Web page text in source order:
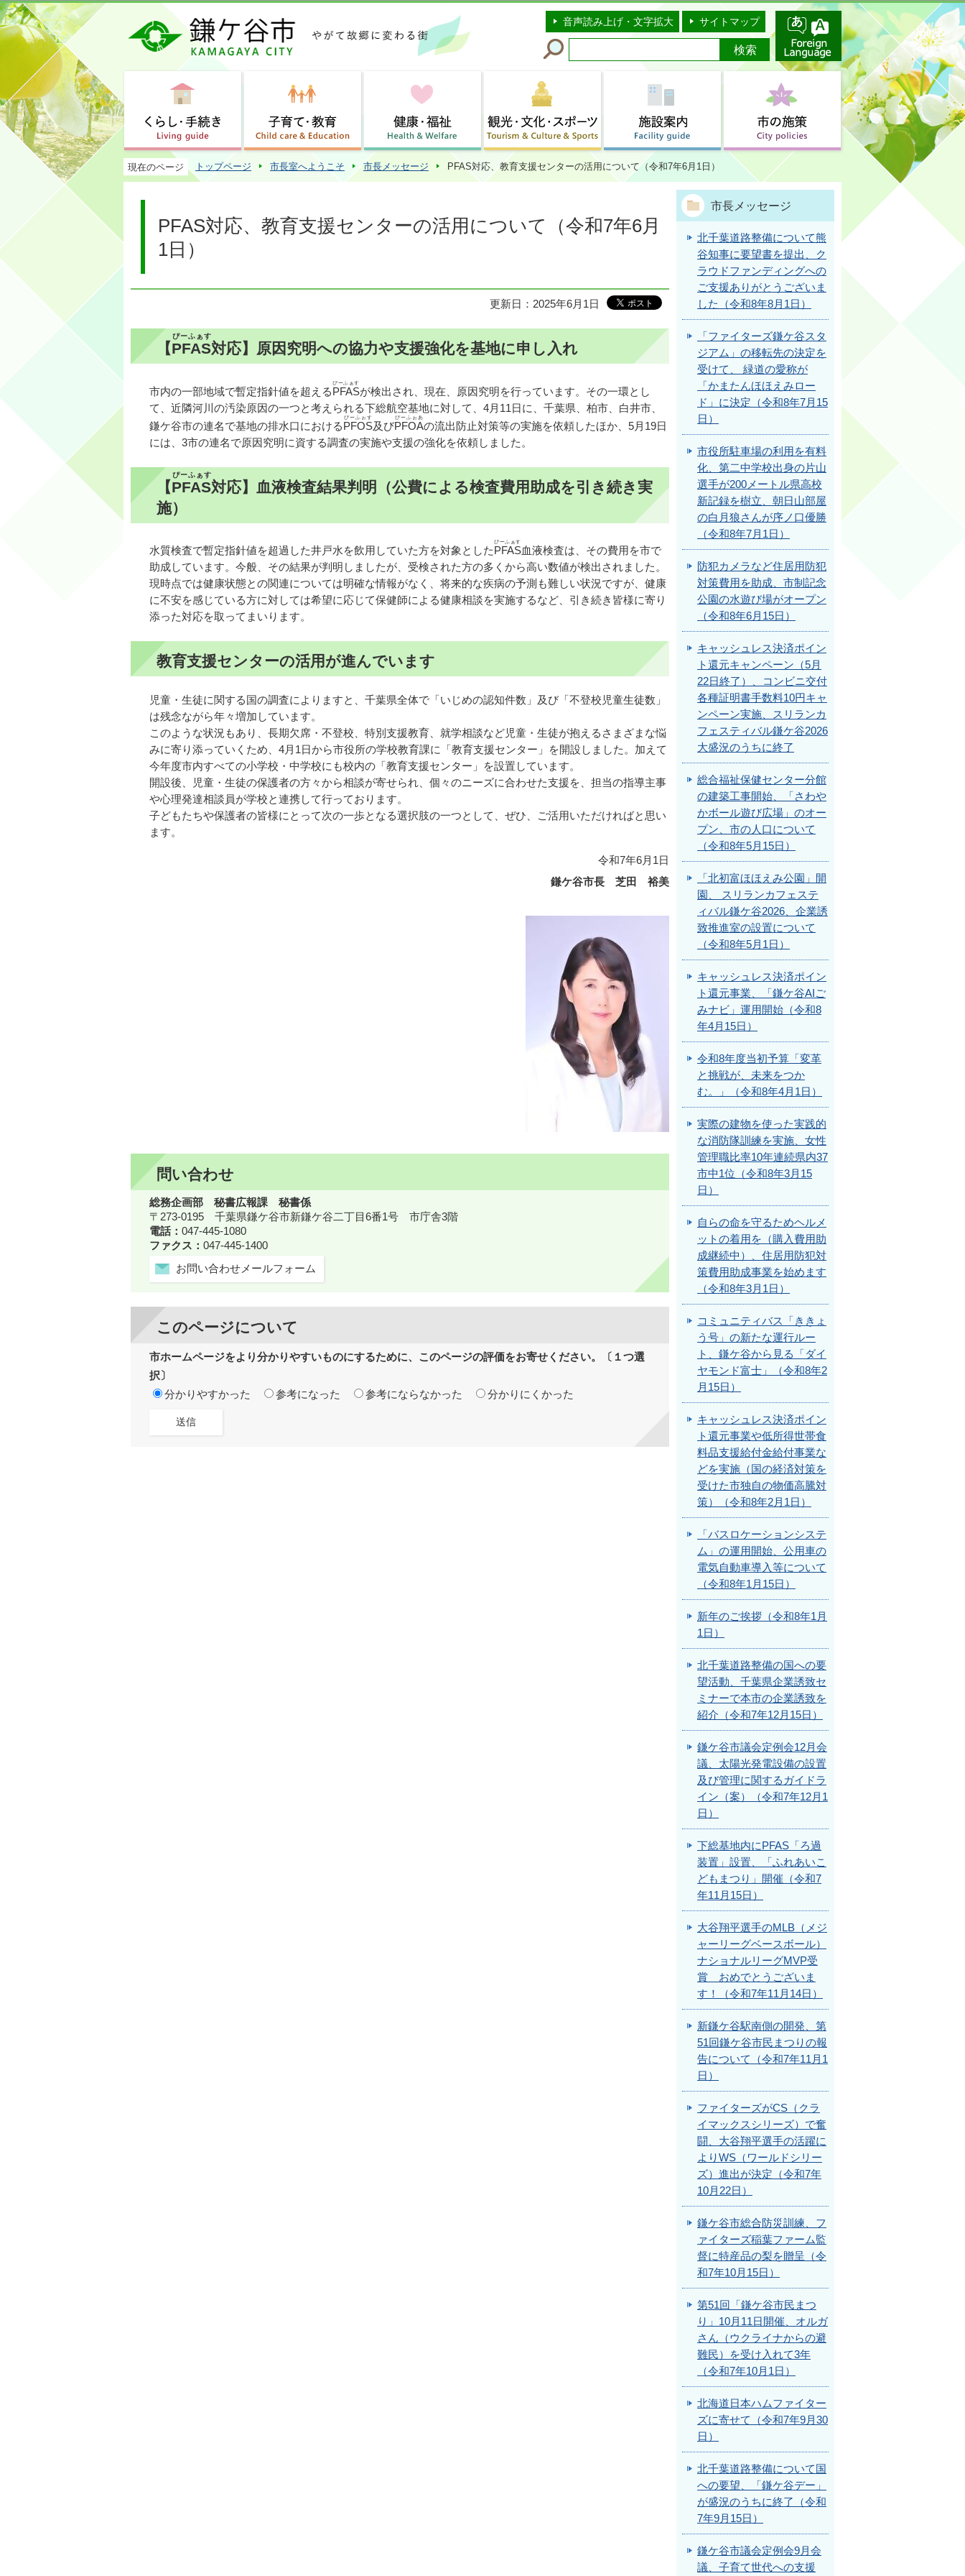
このページの本文へ移動
音声読み上げ・文字拡大 サイトマップ
現在のページ トップページ 市長室へようこそ 市長メッセージ PFAS対応、教育支援センターの活用について（令和7年6月1日）
PFAS対応、教育支援センターの活用について（令和7年6月
1日）
更新日：2025年6月1日
【PFAS
ぴーふぁす
対応】原因究明への協力や支援強化を基地に申し入れ
市内の一部地域で暫定指針値を超えるPFAS
ぴーふぁす
が検出され、現在、原因究明を行っています。その一環とし
て、近隣河川の汚染原因の一つと考えられる下総航空基地に対して、4月11日に、千葉県、柏市、白井市、
鎌ケ谷市の連名で基地の排水口におけるPFOS
ぴーふぉす
及びPFOA
ぴーふぉあ
の流出防止対策等の実施を依頼したほか、5月19日
には、3市の連名で原因究明に資する調査の実施や支援の強化を依頼しました。
【PFAS
ぴーふぁす
対応】血液検査結果判明（公費による検査費用助成を引き続き実
施）
水質検査で暫定指針値を超過した井戸水を飲用していた方を対象とした PFAS
ぴーふぁす
血液検査は、その費用を市で
助成しています。今般、その結果が判明しましたが、受検された方の多くから高い数値が検出されました。
現時点では健康状態との関連については明確な情報がなく、将来的な疾病の予測も難しい状況ですが、健康
に不安を感じている方に対しては希望に応じて保健師による健康相談を実施するなど、引き続き皆様に寄り
添った対応を取ってまいります。
教育支援センターの活用が進んでいます
児童・生徒に関する国の調査によりますと、千葉県全体で「いじめの認知件数」及び「不登校児童生徒数」
は残念ながら年々増加しています。
このような状況もあり、長期欠席・不登校、特別支援教育、就学相談など児童・生徒が抱えるさまざまな悩
みに寄り添っていくため、4月1日から市役所の学校教育課に「教育支援センター」を開設しました。加えて
今年度市内すべての小学校・中学校にも校内の「教育支援センター」を設置しています。
開設後、児童・生徒の保護者の方々から相談が寄せられ、個々のニーズに合わせた支援を、担当の指導主事
や心理発達相談員が学校と連携して行っております。
子どもたちや保護者の皆様にとって次の一歩となる選択肢の一つとして、ぜひ、ご活用いただければと思い
ます。
令和7年6月1日
鎌ケ谷市長 芝田 裕美
問い合わせ
総務企画部 秘書広報課 秘書係
〒273-0195 千葉県鎌ケ谷市新鎌ケ谷二丁目6番1号 市庁舎3階
電話： 047-445-1080
ファクス： 047-445-1400
お問い合わせメールフォーム
このページについて
市ホームページをより分かりやすいものにするために、このページの評価をお寄せください。〔１つ選
択〕
分かりやすかった
参考になった 参考にならなかった 分かりにくかった
市長メッセージ
北千葉道路整備について熊
谷知事に要望書を提出、ク
ラウドファンディングへの
ご支援ありがとうございま
した（令和8年8月1日）
「ファイターズ鎌ケ谷スタ
ジアム」の移転先の決定を
受けて、 緑道の愛称が
「かまたんほほえみロー
ド」に決定（令和8年7月15
日）
市役所駐車場の利用を有料
化、第二中学校出身の片山
選手が200メートル県高校
新記録を樹立、朝日山部屋
の白月狼さんが序ノ口優勝
（令和8年7月1日）
防犯カメラなど住居用防犯
対策費用を助成、市制記念
公園の水遊び場がオープン
（令和8年6月15日）
キャッシュレス決済ポイン
ト還元キャンペーン（5月
22日終了）、コンビニ交付
各種証明書手数料10円キャ
ンペーン実施、スリランカ
フェスティバル鎌ケ谷2026
大盛況のうちに終了
総合福祉保健センター分館
の建築工事開始、「さわや
かボール遊び広場」のオー
プン、市の人口について
（令和8年5月15日）
「北初富ほほえみ公園」開
園、 スリランカフェステ
ィバル鎌ケ谷2026、企業誘
致推進室の設置について
（令和8年5月1日）
キャッシュレス決済ポイン
ト還元事業、「鎌ケ谷AIご
みナビ」運用開始（令和8
年4月15日）
令和8年度当初予算「変革
と挑戦が、未来をつか
む。」（令和8年4月1日）
実際の建物を使った実践的
な消防隊訓練を実施、女性
管理職比率10年連続県内37
市中1位（令和8年3月15
日）
自らの命を守るためヘルメ
ットの着用を（購入費用助
成継続中）、住居用防犯対
策費用助成事業を始めます
（令和8年3月1日）
コミュニティバス「ききょ
う号」の新たな運行ルー
ト、鎌ケ谷から見る「ダイ
ヤモンド富士」（令和8年2
月15日）
キャッシュレス決済ポイン
ト還元事業や低所得世帯食
料品支援給付金給付事業な
どを実施（国の経済対策を
受けた市独自の物価高騰対
策）（令和8年2月1日）
「バスロケーションシステ
ム」の運用開始、公用車の
電気自動車導入等について
（令和8年1月15日）
新年のご挨拶（令和8年1月
1日）
北千葉道路整備の国への要
望活動、千葉県企業誘致セ
ミナーで本市の企業誘致を
紹介（令和7年12月15日）
鎌ケ谷市議会定例会12月会
議、太陽光発電設備の設置
及び管理に関するガイドラ
イン（案）（令和7年12月1
日）
下総基地内にPFAS「ろ過
装置」設置、「ふれあいこ
どもまつり」開催（令和7
年11月15日）
大谷翔平選手のMLB（メジ
ャーリーグベースボール）
ナショナルリーグMVP受
賞 おめでとうございま
す！（令和7年11月14日）
新鎌ケ谷駅南側の開発、第
51回鎌ケ谷市民まつりの報
告について（令和7年11月1
日）
ファイターズがCS（クラ
イマックスシリーズ）で奮
闘、大谷翔平選手の活躍に
よりWS（ワールドシリー
ズ）進出が決定（令和7年
10月22日）
鎌ケ谷市総合防災訓練、フ
ァイターズ稲葉ファーム監
督に特産品の梨を贈呈（令
和7年10月15日）
第51回「鎌ケ谷市民まつ
り」10月11日開催、オルガ
さん（ウクライナからの避
難民）を受け入れて3年
（令和7年10月1日）
北海道日本ハムファイター
ズに寄せて（令和7年9月30
日）
北千葉道路整備について国
への要望、「鎌ケ谷デー」
が盛況のうちに終了（令和
7年9月15日）
鎌ケ谷市議会定例会9月会
議、子育て世代への支援